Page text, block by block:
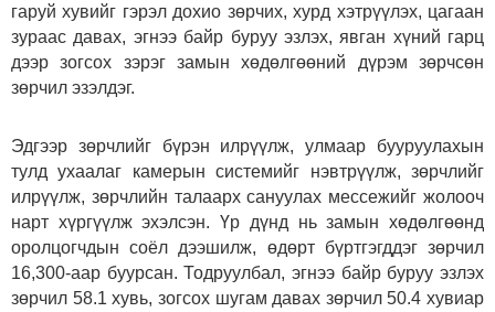
гаруй хувийг гэрэл дохио зөрчих, хурд хэтрүүлэх, цагаан
зураас давах, эгнээ байр буруу эзлэх, явган хүний гарц
дээр зогсох зэрэг замын хөдөлгөөний дүрэм зөрчсөн
зөрчил эзэлдэг.
Эдгээр зөрчлийг бүрэн илрүүлж, улмаар бууруулахын
тулд ухаалаг камерын системийг нэвтрүүлж, зөрчлийг
илрүүлж, зөрчлийн талаарх сануулах мессежийг жолооч
нарт хүргүүлж эхэлсэн. Үр дүнд нь замын хөдөлгөөнд
оролцогчдын соёл дээшилж, өдөрт бүртгэгддэг зөрчил
16,300-аар буурсан. Тодруулбал, эгнээ байр буруу эзлэх
зөрчил 58.1 хувь, зогсох шугам давах зөрчил 50.4 хувиар